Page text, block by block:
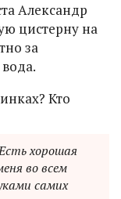
Александр
цистерну на
за
Кто
хорошая
во всем
самих